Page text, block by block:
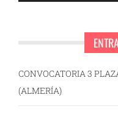
CONVOCATORIA 3
(ALMERÍA)